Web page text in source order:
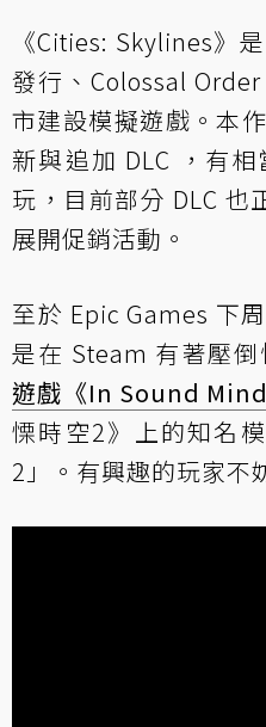
《Cities: Skylines》
發行、Colossal
市建設模擬遊戲。本
新與追加 DLC ，有
玩，目前部分 DLC 也
展開促銷活動。
至於 Epic Games 下
是在 Steam 有著壓
遊戲《In Sound Mind
慄時空2》上的知名
2」。有興趣的玩家不